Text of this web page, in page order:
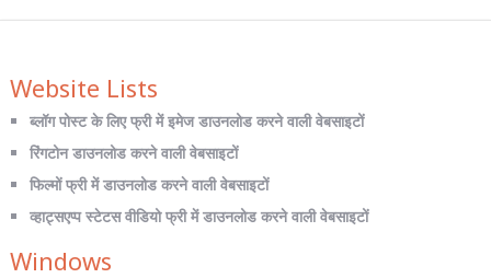
Website Lists
ब्लॉग पोस्ट के लिए फ्री में इमेज डाउनलोड करने वाली वेबसाइटों
रिंगटोन डाउनलोड करने वाली वेबसाइटों
फिल्मों फ्री में डाउनलोड करने वाली वेबसाइटों
व्हाट्सएप्प स्टेटस वीडियो फ्री में डाउनलोड करने वाली वेबसाइटों
Windows